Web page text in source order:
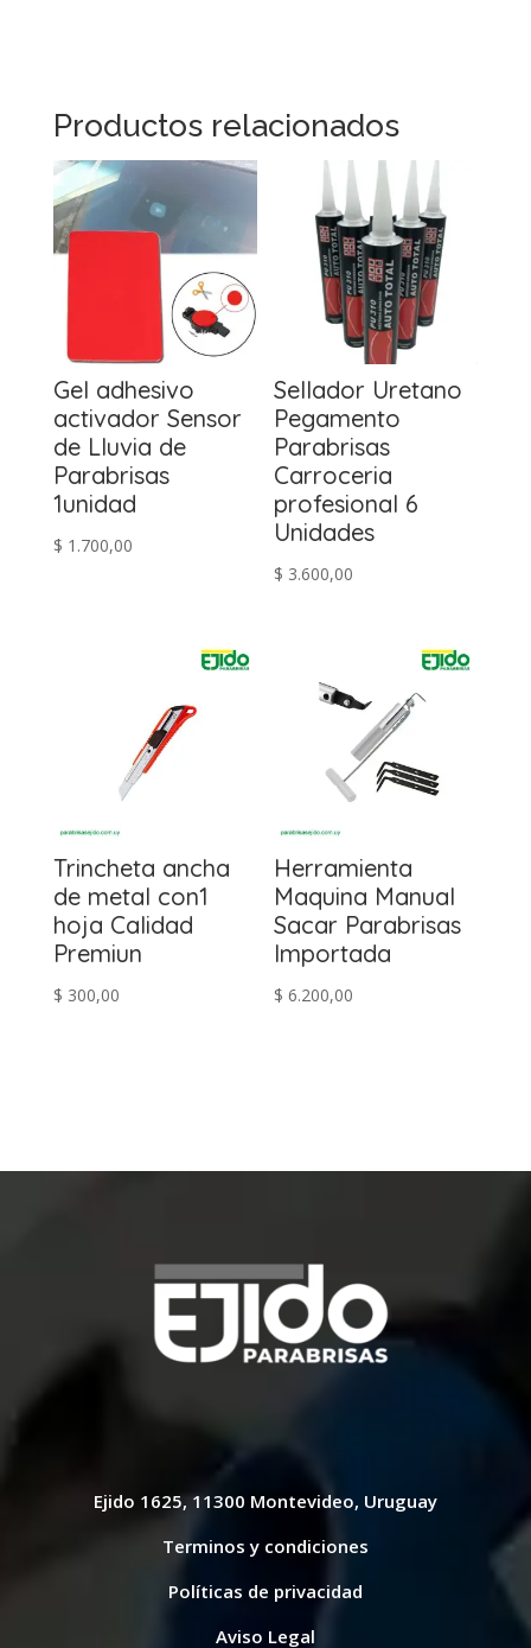
Productos relacionados
Gel adhesivo
activador Sensor
de Lluvia de
Parabrisas
1unidad
$ 1.700,00
Sellador Uretano
Pegamento
Parabrisas
Carroceria
profesional 6
Unidades
$ 3.600,00
Trincheta ancha
de metal con1
hoja Calidad
Premiun
$ 300,00
Herramienta
Maquina Manual
Sacar Parabrisas
Importada
$ 6.200,00
Ejido 1625, 11300 Montevideo, Uruguay
Terminos y condiciones
Políticas de privacidad
Aviso Legal